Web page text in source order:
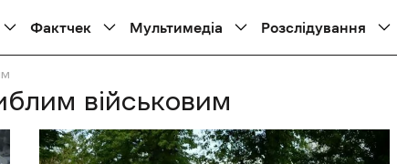
Фактчек Мультимедіа Розслідування
військовим